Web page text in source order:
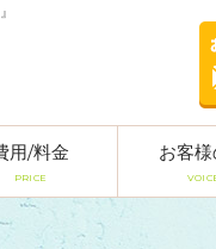
用/料金
PRICE
お客